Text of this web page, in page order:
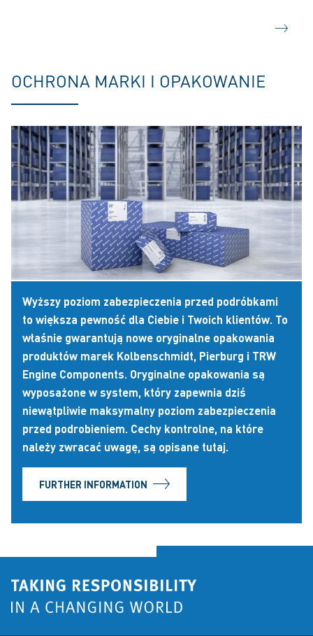
OCHRONA MARKI I OPAKOWANIE
Wyższy poziom zabezpieczenia przed podróbkami
to większa pewność dla Ciebie i Twoich klientów. To
właśnie gwarantują nowe oryginalne opakowania
produktów marek Kolbenschmidt, Pierburg i TRW
Engine Components. Oryginalne opakowania są
wyposażone w system, który zapewnia dziś
niewątpliwie maksymalny poziom zabezpieczenia
przed podrobieniem. Cechy kontrolne, na które
należy zwracać uwagę, są opisane tutaj.
FURTHER INFORMATION